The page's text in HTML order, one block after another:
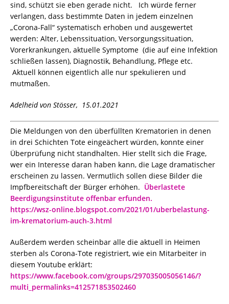
sind, schützt sie eben gerade nicht. Ich würde ferner
verlangen, dass bestimmte Daten in jedem einzelnen
„Corona-Fall“ systematisch erhoben und ausgewertet
werden: Alter, Lebenssituation, Versorgungssituation,
Vorerkrankungen, aktuelle Symptome (die auf eine Infektion
schließen lassen), Diagnostik, Behandlung, Pflege etc.
Aktuell können eigentlich alle nur spekulieren und
mutmaßen.
Adelheid von Stösser, 15.01.2021
Die Meldungen von den überfüllten Krematorien in denen
in drei Schichten Tote eingeächert würden, konnte einer
Überprüfung nicht standhalten. Hier stellt sich die Frage,
wer ein Interesse daran haben kann, die Lage dramatischer
erscheinen zu lassen. Vermutlich sollen diese Bilder die
Impfbereitschaft der Bürger erhöhen. Überlastete
Beerdigungsinstitute offenbar erfunden.
https://wsz-online.blogspot.com/2021/01/uberbelastung-
im-krematorium-auch-3.html
Außerdem werden scheinbar alle die aktuell in Heimen
sterben als Corona-Tote registriert, wie ein Mitarbeiter in
diesem Youtube erklärt:
https://www.facebook.com/groups/297035005056146/?
multi_permalinks=412571853502460